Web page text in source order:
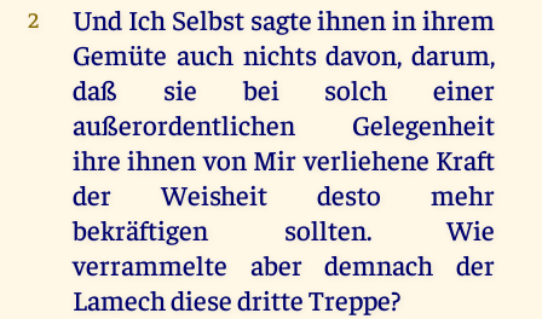
2
Und Ich Selbst sagte ihnen in ihrem
Gemüte auch nichts davon, darum,
daß sie bei solch einer
außerordentlichen Gelegenheit
ihre ihnen von Mir verliehene Kraft
der Weisheit desto mehr
bekräftigen sollten. Wie
verrammelte aber demnach der
Lamech diese dritte Treppe?